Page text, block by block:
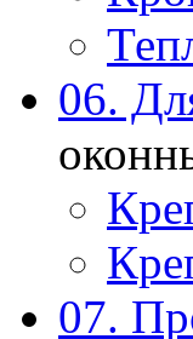
06.
07.